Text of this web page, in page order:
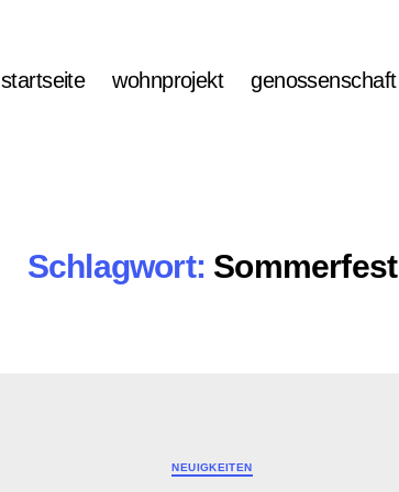
startseite wohnprojekt genossenschaft
Schlagwort: Sommerfest
Kategorien
NEUIGKEITEN